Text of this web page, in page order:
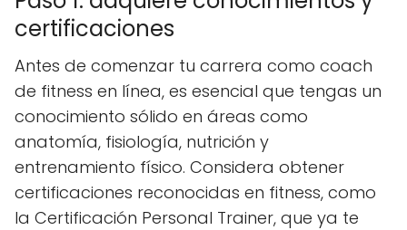
certificaciones
Antes de comenzar tu carrera como coach
de fitness en línea, es esencial que tengas un
conocimiento sólido en áreas como
anatomía, fisiología, nutrición y
entrenamiento físico. Considera obtener
certificaciones reconocidas en fitness, como
la Certificación Personal Trainer, que ya te